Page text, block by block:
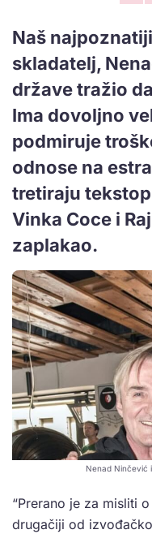
Naš
skladatelj,
države tražio
Ima dovoljno
podmiruje
odnose na
tretiraju
Vinka Coce i
zaplakao.
Nenad Ninčević
“Prerano je za misliti
drugačiji od